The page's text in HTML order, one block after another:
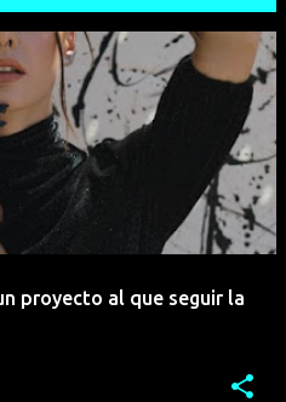
proyecto al que seguir la